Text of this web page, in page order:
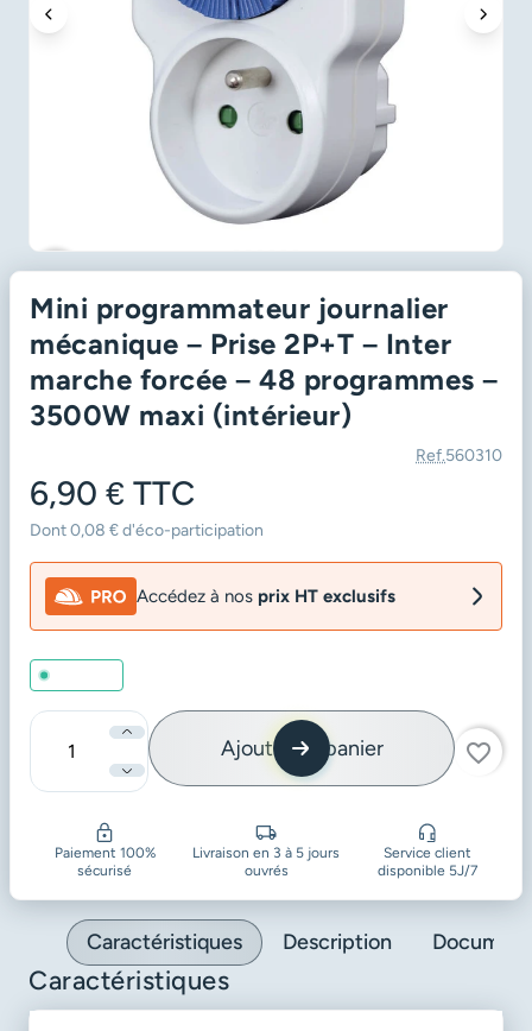
favorite_border
Mini programmateur journalier
mécanique – Prise 2P+T – Inter
marche forcée – 48 programmes –
3500W maxi (intérieur)
Ref.560310
6,90 € TTC
Dont 0,08 € d'éco-participation
Accédez à nos prix HT exclusifs
Quantité
Ajouter au panier favorite_border
Paiement 100%
sécurisé
Livraison en 3 à 5 jours
ouvrés
Service client
disponible 5J/7
Caractéristiques Description
Caractéristiques